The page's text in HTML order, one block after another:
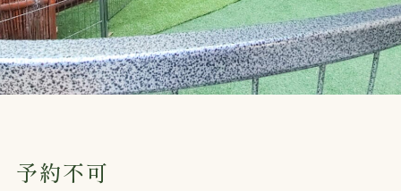
予約不可